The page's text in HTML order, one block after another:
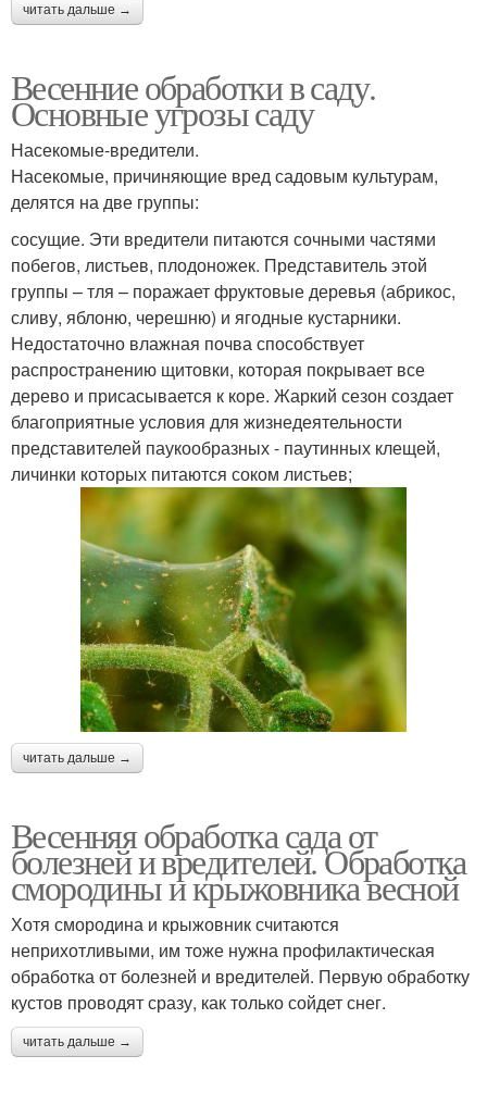
читать дальше →
Весенние обработки в саду.
Основные угрозы саду
Насекомые-вредители.
Насекомые, причиняющие вред садовым культурам,
делятся на две группы:
сосущие. Эти вредители питаются сочными частями
побегов, листьев, плодоножек. Представитель этой
группы – тля – поражает фруктовые деревья (абрикос,
сливу, яблоню, черешню) и ягодные кустарники.
Недостаточно влажная почва способствует
распространению щитовки, которая покрывает все
дерево и присасывается к коре. Жаркий сезон создает
благоприятные условия для жизнедеятельности
представителей паукообразных - паутинных клещей,
личинки которых питаются соком листьев;
читать дальше →
Весенняя обработка сада от
болезней и вредителей. Обработка
смородины и крыжовника весной
Хотя смородина и крыжовник считаются
неприхотливыми, им тоже нужна профилактическая
обработка от болезней и вредителей. Первую обработку
кустов проводят сразу, как только сойдет снег.
читать дальше →